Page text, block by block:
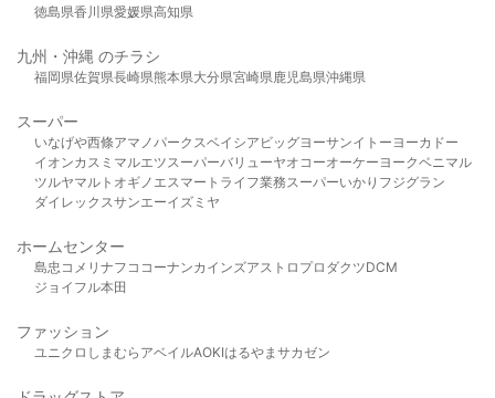
徳島県香川県愛媛県高知県
九州・沖縄 のチラシ
福岡県佐賀県長崎県熊本県大分県宮崎県鹿児島県沖縄県
スーパー
いなげや西條アマノパークスベイシア ビッグヨーサンイトーヨーカドー
イオンカスミ マルエツスーパーバリューヤオコーオーケー ヨークベニマル
ツルヤマルト オギノ エスマート ライフ業務スーパーいかり フジグラン
ダイレックスサンエーイズミヤ
ホームセンター
島忠 コメリ ナフコ コーナンカインズアストロプロダクツDCM
ジョイフル本田
ファッション
ユニクロ しまむら アベイルAOKIはるやま サカゼン